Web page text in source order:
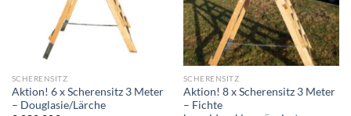
SCHERENSITZ
Aktion! 6 x Scherensitz 3 Meter
– Douglasie/Lärche
SCHERENSITZ
Aktion! 8 x Scherensitz 3 Meter
– Fichte